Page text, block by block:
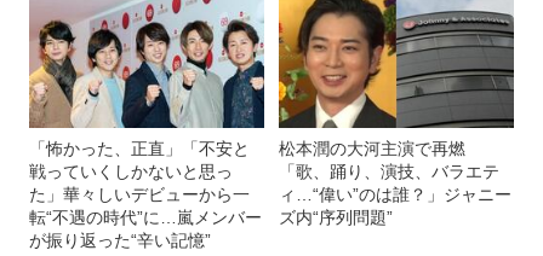
「怖かった、正直」「不安と
戦っていくしかないと思っ
た」華々しいデビューから一
転“不遇の時代”に…嵐メンバー
が振り返った“辛い記憶”
松本潤の大河主演で再燃
「歌、踊り、演技、バラエテ
ィ…“偉い”のは誰？」ジャニー
ズ内“序列問題”